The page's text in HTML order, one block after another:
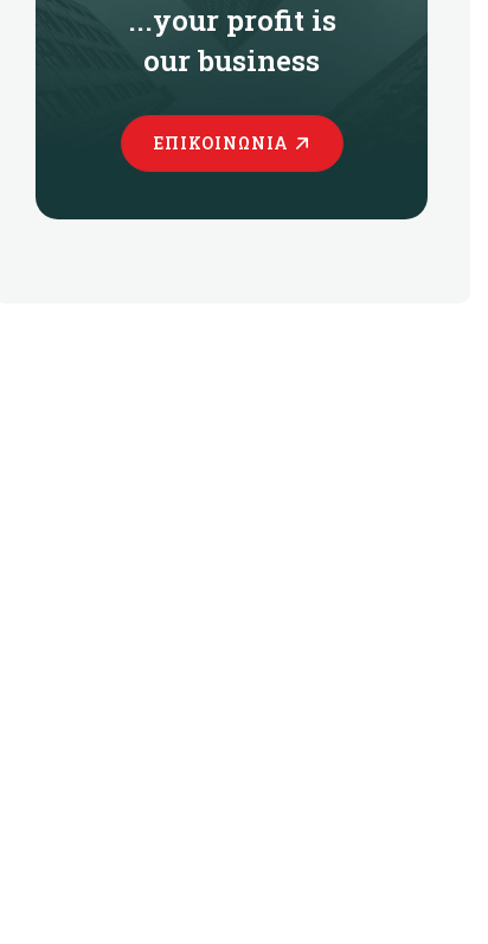
...your profit is
our business
ΕΠΙΚΟΙΝΩΝΊΑ